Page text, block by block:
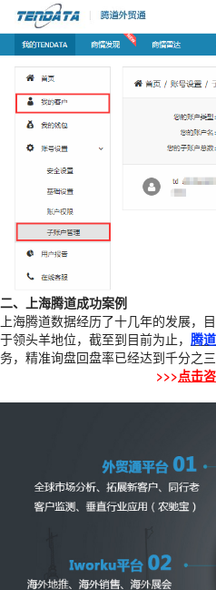
二、上海腾道成功案例
上海腾道数据经历了十几年的发展，
于领头羊地位，截至到目前为止， 腾道
务，精准询盘回盘率已经达到千分之三
>>>点击